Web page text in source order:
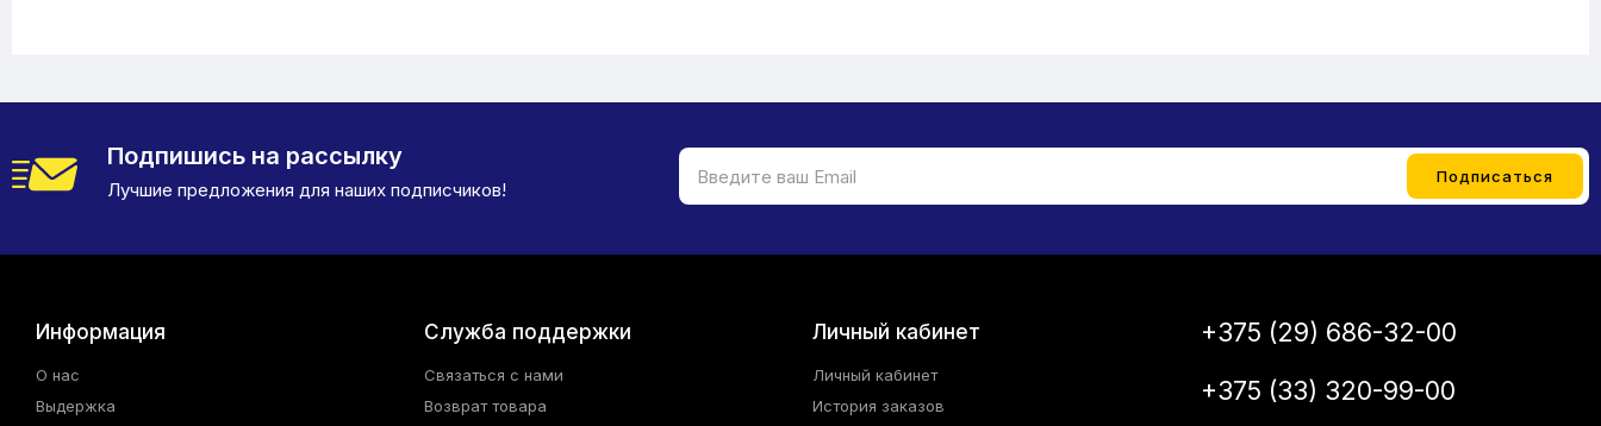
Подпишись на рассылку
Лучшие предложения для наших подписчиков!
Информация
О нас
Выдержка
Служба поддержки
Связаться с нами
Возврат товара
Личный кабинет
Личный кабинет
История заказов
+375 (29) 686-32-00
+375 (33) 320-99-00